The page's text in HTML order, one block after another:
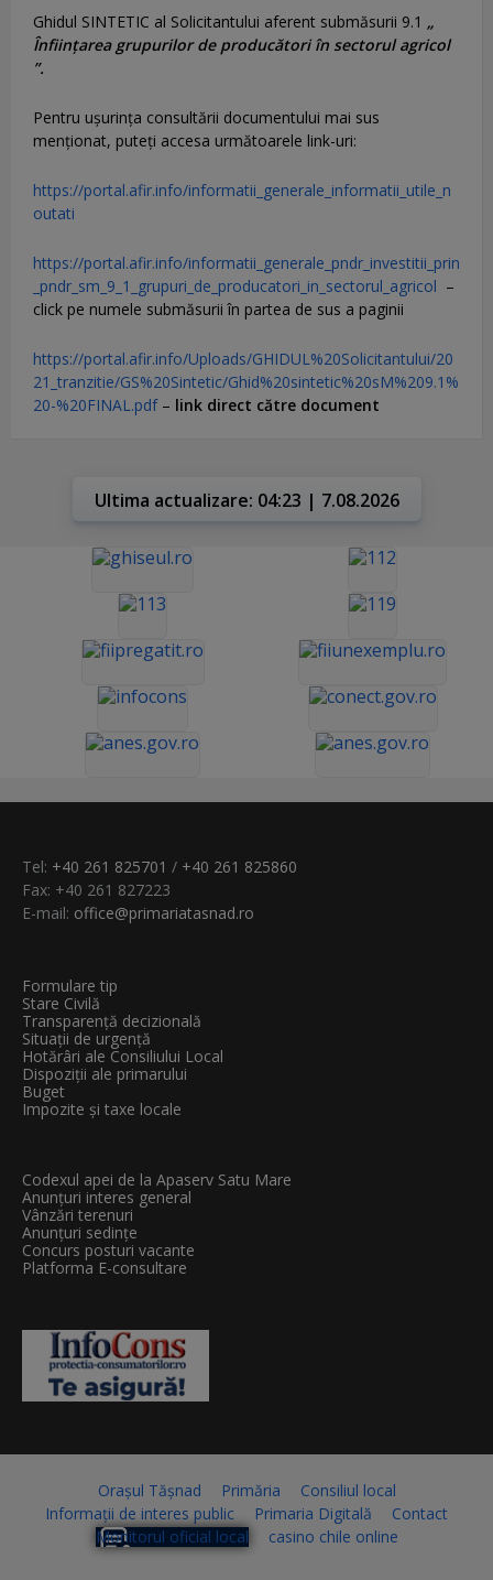
Ghidul SINTETIC al Solicitantului aferent submăsurii 9.1 „
Înființarea grupurilor de producători în sectorul agricol
”.
Pentru uşurinţa consultării documentului mai sus
menţionat, puteţi accesa următoarele link-uri:
https://portal.afir.info/informatii_generale_informatii_utile_n
outati
https://portal.afir.info/informatii_generale_pndr_investitii_prin
_pndr_sm_9_1_grupuri_de_producatori_in_sectorul_agricol –
click pe numele submăsurii în partea de sus a paginii
https://portal.afir.info/Uploads/GHIDUL%20Solicitantului/20
21_tranzitie/GS%20Sintetic/Ghid%20sintetic%20sM%209.1%
20-%20FINAL.pdf– link direct către document
Ultima actualizare: 04:23 | 7.08.2026
Tel: +40 261 825701 / +40 261 825860
Fax: +40 261 827223
E-mail: office@primariatasnad.ro
Formulare tip
Stare Civilă
Transparenţă decizională
Situații de urgență
Hotărâri ale Consiliului Local
Dispoziții ale primarului
Buget
Impozite și taxe locale
Codexul apei de la Apaserv Satu Mare
Anunțuri interes general
Vânzări terenuri
Anunțuri sedințe
Concurs posturi vacante
Platforma E-consultare
Orașul Tășnad Primăria
Consiliul local
Informații de interes public
Primaria Digitală
Contact
Monitorul oficial local
casino chile online